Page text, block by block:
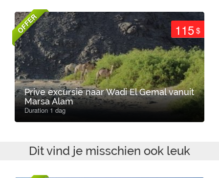
OFFER 115$
Prive excursie naar Wadi El Gemal vanuit
Marsa Alam
Duration 1 dag
Dit vind je misschien ook leuk